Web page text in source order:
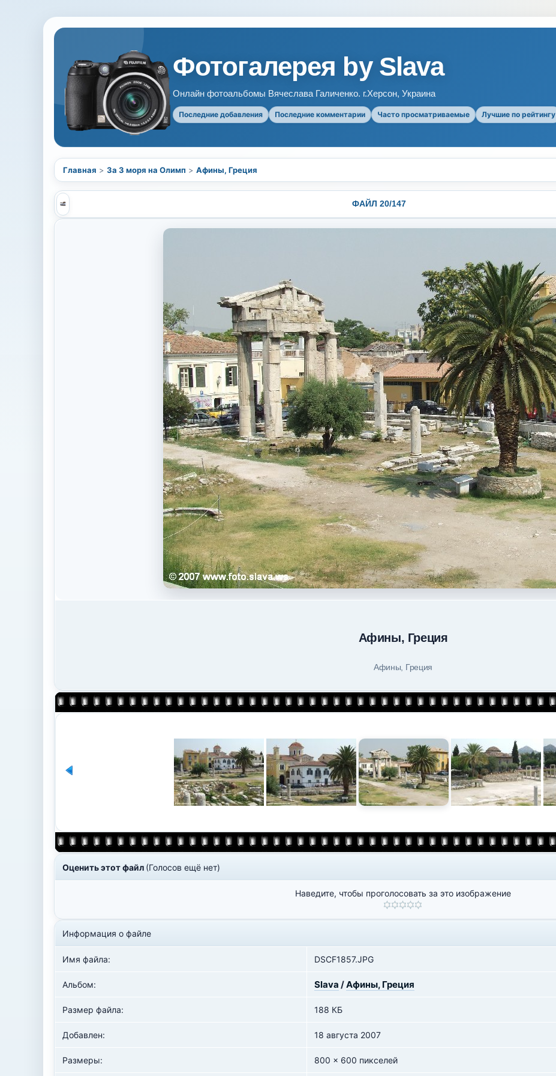
Фотогалерея by Slava
Онлайн фотоальбомы Вячеслава Галиченко. г.Херсон, Украина
Последние добавления Последние комментарии Часто просматриваемые Лучшие по рейтингу
Главная > За 3 моря на Олимп > Афины, Греция
ФАЙЛ 20/147
Афины, Греция
Афины, Греция
Оценить этот файл (Голосов ещё нет)
Наведите, чтобы проголосовать за это изображение
Информация о файле
Имя файла: DSCF1857.JPG
Альбом: Slava /Афины, Греция
Размер файла: 188 КБ
Добавлен: 18 августа 2007
Размеры: 800 x 600 пикселей